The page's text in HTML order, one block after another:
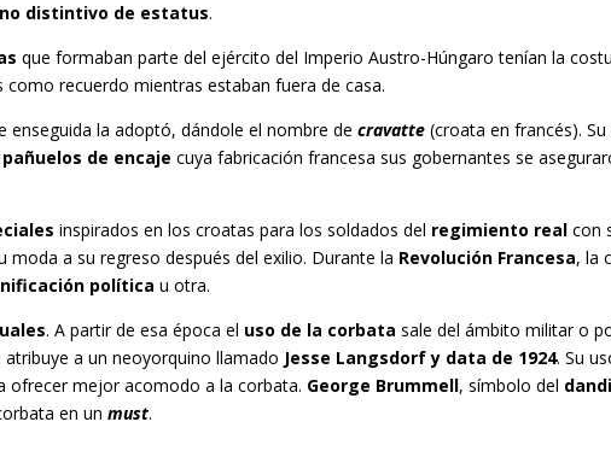
distintivo de estatus.
que formaban parte del ejército del Imperio Austro-Húngaro tenían la
recuerdo mientras estaban fuera de casa.
enseguida la adoptó, dándole el nombre de cravatte (croata en francés).
de encaje cuya fabricación francesa sus gobernantes se
inspirados en los croatas para los soldados del regimiento real con
moda a su regreso después del exilio. Durante la Revolución Francesa, la
política u otra.
. A partir de esa época el uso de la corbata sale del ámbito militar o
a un neoyorquino llamado Jesse Langsdorf y data de 1924. Su
ofrecer mejor acomodo a la corbata. George Brummell, símbolo del
en un must.